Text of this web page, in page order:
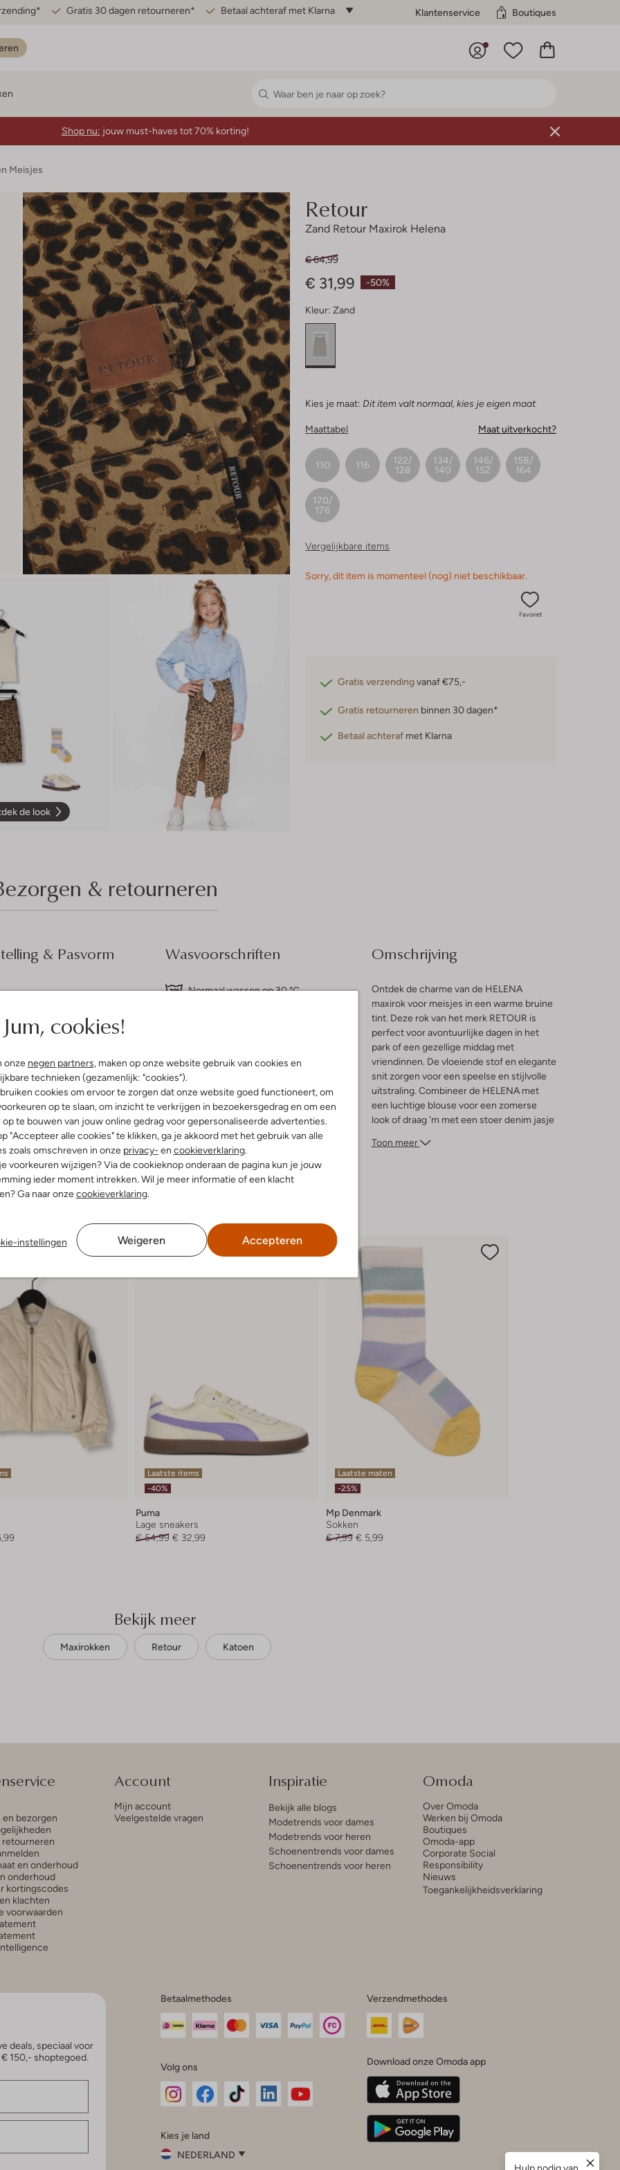
Gratis 30 dagen retourneren* Betaal achteraf met Klarna Klantenservice Boutiques
Jum, cookies!
onze negen partners, maken op onze website gebruik van cookies en
technieken (gezamenlijk: "cookies").
cookies om ervoor te zorgen dat onze website goed functioneert, om
op te slaan, om inzicht te verkrijgen in bezoekersgedrag en om een
op te bouwen van jouw online gedrag voor gepersonaliseerde advertenties.
"Accepteer alle cookies" te klikken, ga je akkoord met het gebruik van alle
zoals omschreven in onze privacy- en cookieverklaring.
voorkeuren wijzigen? Via de cookieknop onderaan de pagina kun je jouw
ieder moment intrekken. Wil je meer informatie of een klacht
Ga naar onzecookieverklaring.
instellingen Weigeren Accepteren
Shop nu: jouw must-haves tot 70% korting!
Meisjes
de look
Retour
Zand Retour Maxirok Helena
-50%
€ 64,99
€ 31,99
Kleur: Zand
Kies je maat: Dit item valt normaal, kies je eigen maat
Maattabel Maat uitverkocht?
110 116
122/
128
134/
140
146/
152
158/
164
170/
176
Vergelijkbare items
Sorry, dit item is momenteel (nog) niet beschikbaar.
Favoriet
Gratis verzendingvanaf €75,-
Gratis retourneren binnen 30 dagen*
Betaal achteraf met Klarna
& retourneren
& Pasvorm
20% Viscose
Fit
Lang
Wasvoorschriften
Normaal wassen op 30 °C
Niet bleken
Omschrijving
Ontdek de charme van de HELENA
maxirok voor meisjes in een warme bruine
tint. Deze rok van het merk RETOUR is
perfect voor avontuurlijke dagen in het
park of een gezellige middag met
vriendinnen. De vloeiende stof en elegante
snit zorgen voor een speelse en stijlvolle
uitstraling. Combineer de HELENA met
een luchtige blouse voor een zomerse
look of draag 'm met een stoer denim jasje
maxirok is een must-have in de garderobe
Toon meer
Laatste items
-40%
Puma
Lage sneakers
€ 54,99 € 32,99
Laatste maten
-25%
Mp Denmark
Sokken
€ 7,99 € 5,99
Bekijk meer
Maxirokken Retour Katoen
en bezorgen
retourneren
en onderhoud
onderhoud
kortingscodes
klachten
voorwaarden
Account
Mijn account
Veelgestelde vragen
Inspiratie
Bekijk alle blogs
Modetrends voor dames
Modetrends voor heren
Schoenentrends voor dames
Schoenentrends voor heren
Omoda
Over Omoda
Werken bij Omoda
Boutiques
Omoda-app
Corporate Social
Responsibility
Nieuws
Toegankelijkheidsverklaring
deals, speciaal voor
150,- shoptegoed.
Betaalmethodes
Volg ons
InstagramFacebook
Kies je land
NEDERLAND
Verzendmethodes
Download onze Omoda app